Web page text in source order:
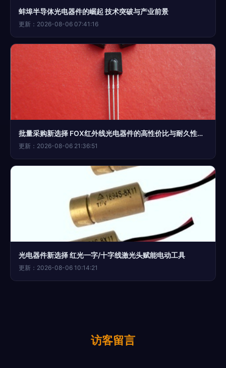
蚌埠半导体光电器件的崛起 技术突破与产业前景
更新：2026-08-06 07:41:16
批量采购新选择 FOX红外线光电器件的高性价比与耐久性论述
更新：2026-08-06 21:36:51
光电器件新选择 红光一字/十字线激光头赋能电动工具
更新：2026-08-06 10:14:21
访客留言